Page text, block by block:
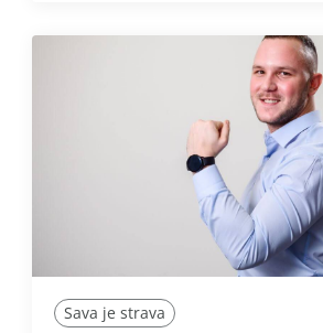
Sava je strava